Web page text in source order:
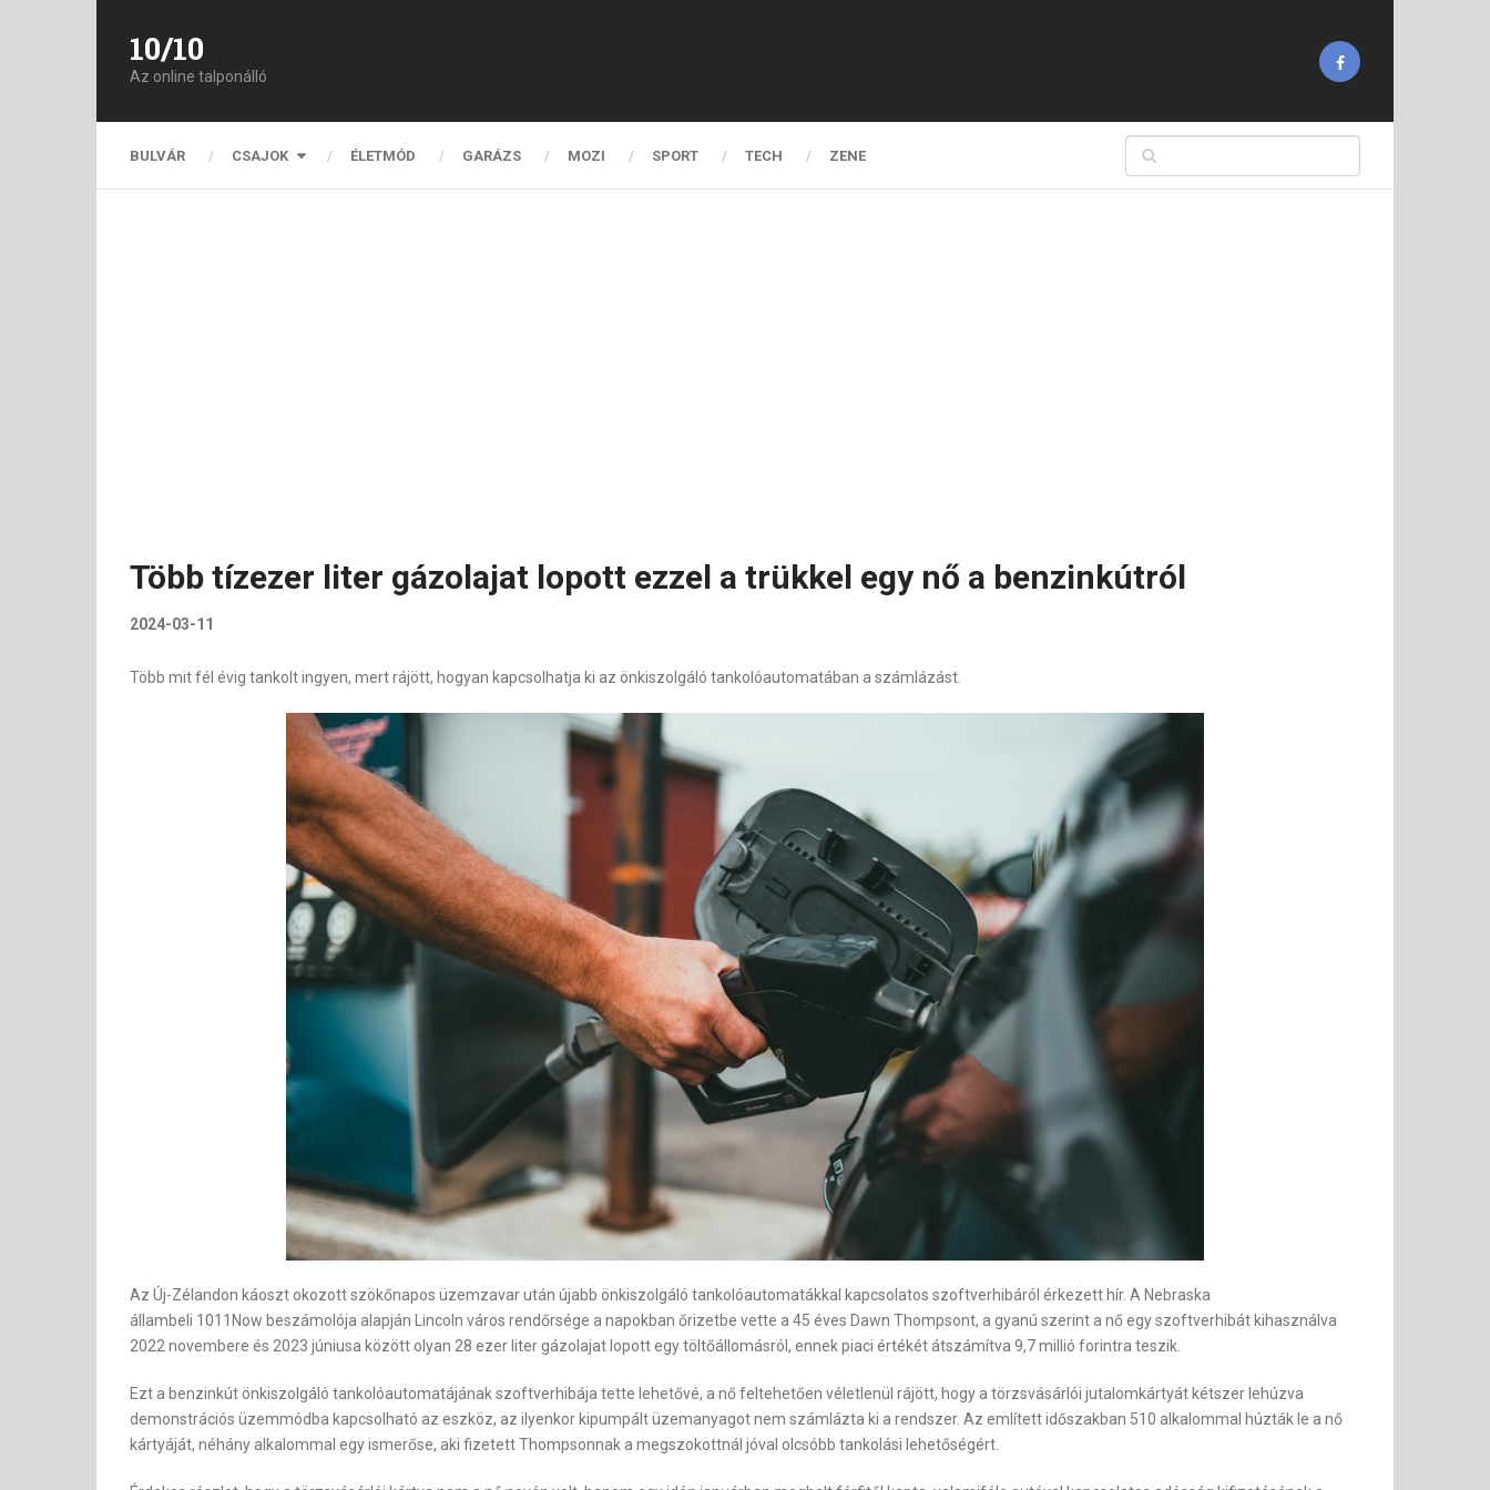
10/10
Az online talponálló
BULVÁR CSAJOK ÉLETMÓD GARÁZS MOZI SPORT TECH ZENE
Több tízezer liter gázolajat lopott ezzel a trükkel egy nő a benzinkútról
2024-03-11
Több mit fél évig tankolt ingyen, mert rájött, hogyan kapcsolhatja ki az önkiszolgáló tankolóautomatában a számlázást.
Az Új-Zélandon káoszt okozott szökőnapos üzemzavar után újabb önkiszolgáló tankolóautomatákkal kapcsolatos szoftverhibáról érkezett hír. A Nebraska
állambeli 1011Now beszámolója alapján Lincoln város rendőrsége a napokban őrizetbe vette a 45 éves Dawn Thompsont, a gyanú szerint a nő egy szoftverhibát kihasználva
2022 novembere és 2023 júniusa között olyan 28 ezer liter gázolajat lopott egy töltőállomásról, ennek piaci értékét átszámítva 9,7 millió forintra teszik.
Ezt a benzinkút önkiszolgáló tankolóautomatájának szoftverhibája tette lehetővé, a nő feltehetően véletlenül rájött, hogy a törzsvásárlói jutalomkártyát kétszer lehúzva
demonstrációs üzemmódba kapcsolható az eszköz, az ilyenkor kipumpált üzemanyagot nem számlázta ki a rendszer. Az említett időszakban 510 alkalommal húzták le a nő
kártyáját, néhány alkalommal egy ismerőse, aki fizetett Thompsonnak a megszokottnál jóval olcsóbb tankolási lehetőségért.